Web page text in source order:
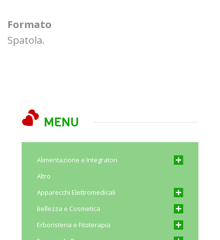
Formato
Spatola.
MENU
Alimentazione e Integratori
Altro
Apparecchi Elettromedicali
Bellezza e Cosmetica
Erboristeria e Fitoterapia